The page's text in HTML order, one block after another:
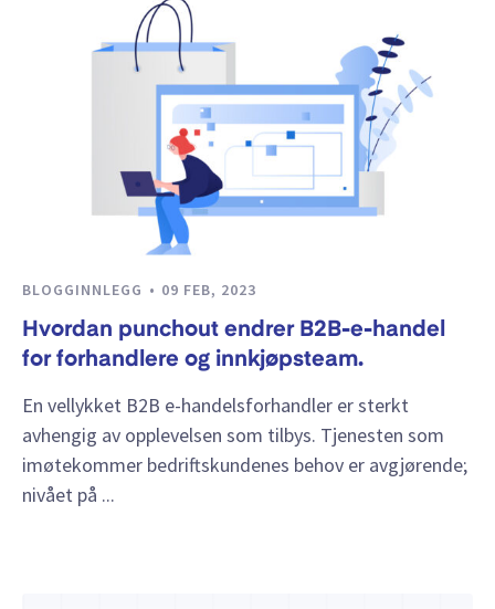
BLOGGINNLEGG 09 FEB, 2023
Hvordan punchout endrer B2B-e-handel
for forhandlere og innkjøpsteam.
En vellykket B2B e-handelsforhandler er sterkt
avhengig av opplevelsen som tilbys. Tjenesten som
imøtekommer bedriftskundenes behov er avgjørende;
nivået på ...